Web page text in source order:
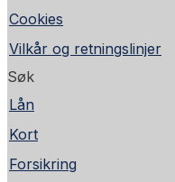
Cookies
Vilkår og retningslinjer
Søk
Lån
Kort
Forsikring